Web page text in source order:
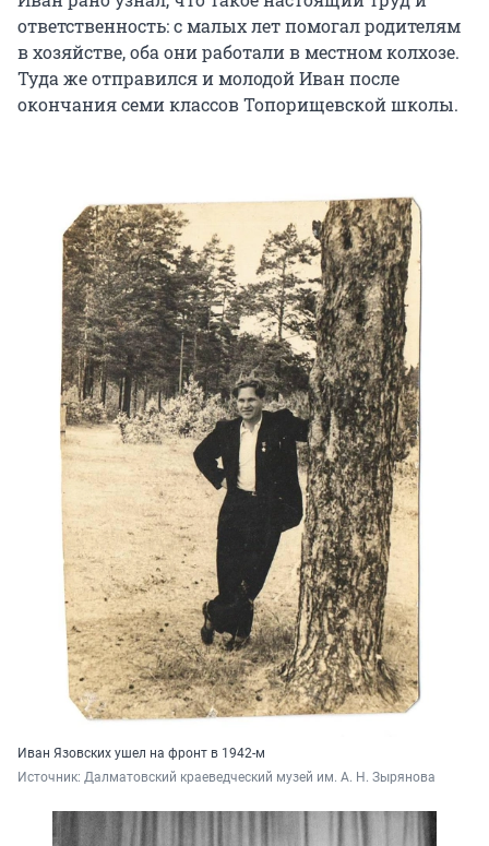
ответственность: с малых лет помогал родителям
в хозяйстве, оба они работали в местном колхозе.
Туда же отправился и молодой Иван после
окончания семи классов Топорищевской школы.
Иван Язовских ушел на фронт в 1942-м
Источник: Далматовский краеведческий музей им. А. Н. Зырянова